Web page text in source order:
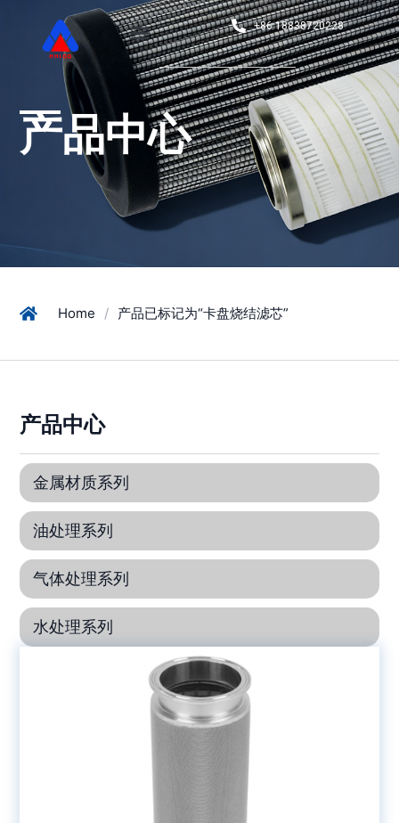
+86 18838720228
产品中心
Home / 产品已标记为“卡盘烧结滤芯”
产品中心
金属材质系列
油处理系列
气体处理系列
水处理系列